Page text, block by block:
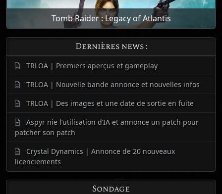
Tomb Raider : Legacy of Atlantis
Dernières news :
TRLOA | Premiers aperçus et gameplay
TRLOA | Nouvelle bande annonce et nouvelles infos
TRLOA | Des images et une date de sortie en fuite
Aspyr nie l’utilisation d’IA et annonce un patch pour
patcher son patch
Crystal Dynamics | Annonce de 20 nouveaux
licenciements
Sondage